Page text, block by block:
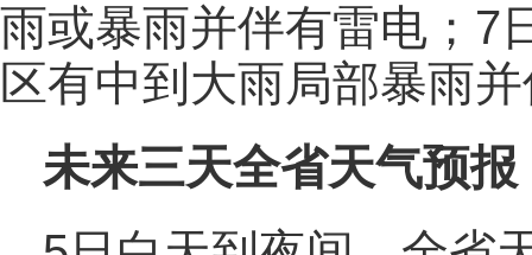
雨或暴雨并伴有雷电；7
区有中到大雨局部暴雨
未来三天全省天气预报